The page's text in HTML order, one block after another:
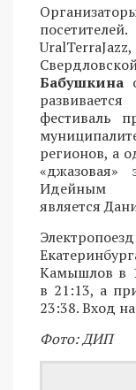
Бабушкина
фестиваль
регионов, а
«джазовая»
Идейным
является
Камышлов в
в 21:13, а
23:38. Вход
Фото: ДИП